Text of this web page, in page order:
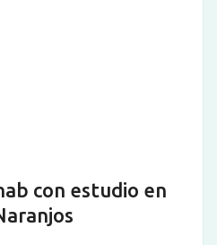
con estudio en